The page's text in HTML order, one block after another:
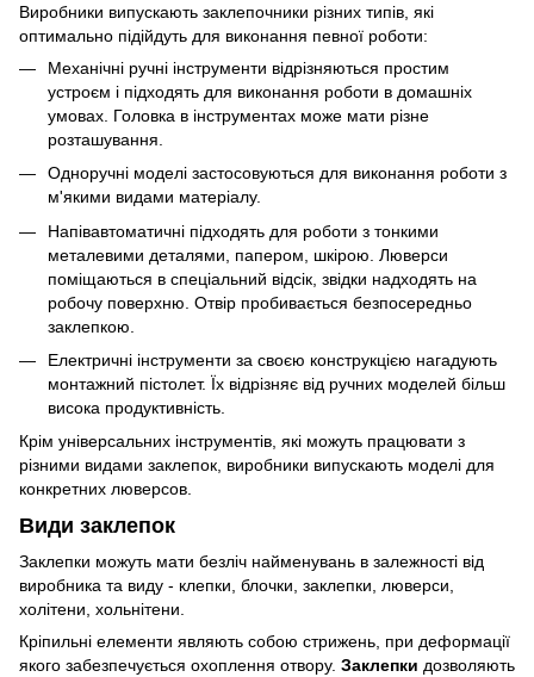
Виробники випускають заклепочники різних типів, які
оптимально підійдуть для виконання певної роботи:
Механічні ручні інструменти відрізняються простим
устроєм і підходять для виконання роботи в домашніх
умовах. Головка в інструментах може мати різне
розташування.
Одноручні моделі застосовуються для виконання роботи з
м'якими видами матеріалу.
Напівавтоматичні підходять для роботи з тонкими
металевими деталями, папером, шкірою. Люверси
поміщаються в спеціальний відсік, звідки надходять на
робочу поверхню. Отвір пробивається безпосередньо
заклепкою.
Електричні інструменти за своєю конструкцією нагадують
монтажний пістолет. Їх відрізняє від ручних моделей більш
висока продуктивність.
Крім універсальних інструментів, які можуть працювати з
різними видами заклепок, виробники випускають моделі для
конкретних люверсов.
Види заклепок
Заклепки можуть мати безліч найменувань в залежності від
виробника та виду - клепки, блочки, заклепки, люверси,
холітени, хольнітени.
Кріпильні елементи являють собою стрижень, при деформації
якого забезпечується охоплення отвору. Заклепки дозволяють